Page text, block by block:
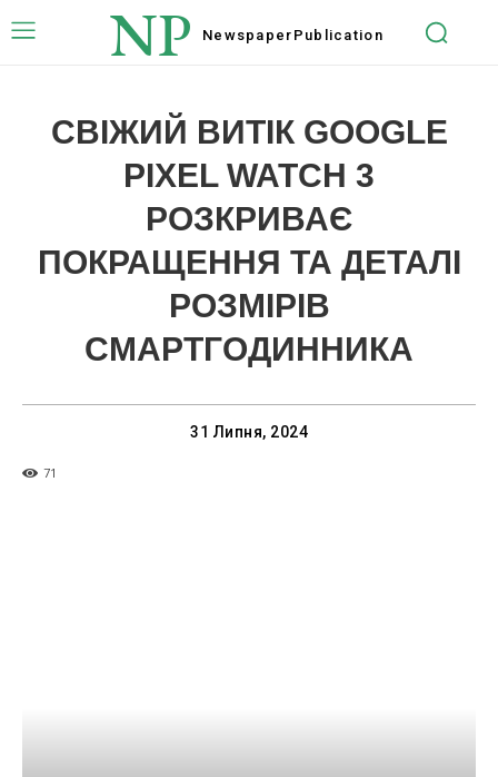
NP Newspaper Publication
СВІЖИЙ ВИТІК GOOGLE
PIXEL WATCH 3
РОЗКРИВАЄ
ПОКРАЩЕННЯ ТА ДЕТАЛІ
РОЗМІРІВ
СМАРТГОДИННИКА
31 Липня, 2024
71